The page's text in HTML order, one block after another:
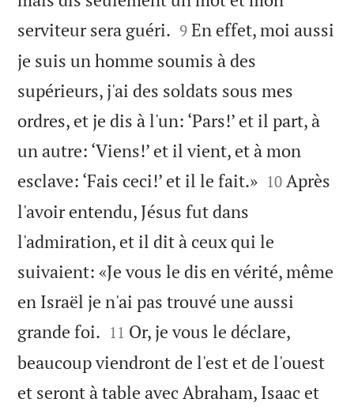
serviteur sera guéri. 

9 En effet, moi aussi
je suis un homme soumis à des
supérieurs, j'ai des soldats sous mes
ordres, et je dis à l'un: ‘Pars!’ et il part, à
un autre: ‘Viens!’ et il vient, et à mon
esclave: ‘Fais ceci!’ et il le fait.»
10 Après
l'avoir entendu, Jésus fut dans
l'admiration, et il dit à ceux qui le
suivaient: «Je vous le dis en vérité, même
en Israël je n'ai pas trouvé une aussi
grande foi. 

11 Or, je vous le déclare,
beaucoup viendront de l'est et de l'ouest
et seront à table avec Abraham, Isaac et